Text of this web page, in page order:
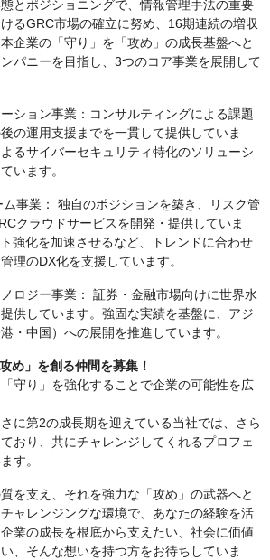
とポジショニングで、情報管理手法の重要
るGRC市場の確立に努め、16期連続の増収
企業の「守り」を「攻め」の成長基盤へと
パニーを目指し、3つのコア事業を展開して
ション事業：コンサルティングによる課題
の運用支援までを一貫して提供していま
るサイバーセキュリティ特化のソリューシ
います。
ム事業： 独自のポジションを築き、リスク管
クラウドサービスを開発・提供していま
強化を加速させるなど、トレンドに合わせ
理のDX化を支援しています。
ロジー事業： 証券・金融市場向けに世界水
供しています。強固な実績を基盤に、アジ
・中国）への展開を推進しています。
め」を創る仲間を募集！
守り」を強化することで企業の可能性を広
に第2の成長期を迎えている当社では、さら
おり、共にチャレンジしてくれるプロフェ
す。
を支え、それを強力な「攻め」の武器へと
ャレンジングな環境で、あなたの経験を活
業の成長を根底から支えたい、社会に価値
、そんな想いを持つ方をお待ちしていま